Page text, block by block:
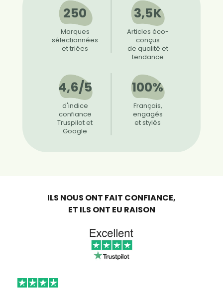
250
Marques
sélectionnées
et triées
3,5K
Articles éco-
conçus
de qualité et
tendance
4,6/5
d'indice
confiance
Truspilot et
Google
100%
Français,
engagés
et stylés
ILS NOUS ONT FAIT CONFIANCE,
ET ILS ONT EU RAISON